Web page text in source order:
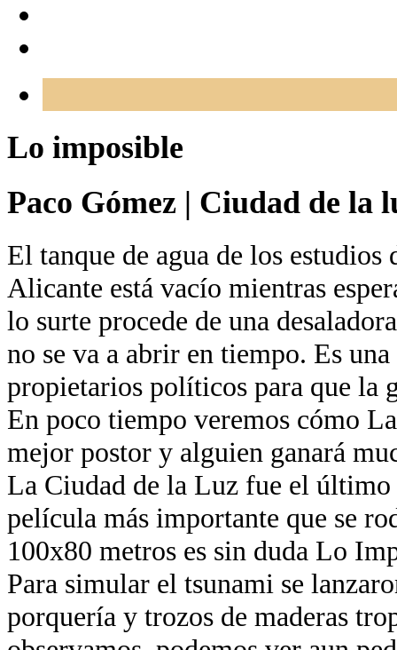
Lo imposible
Paco Gómez | Ciudad de la
El tanque de agua de los
Alicante está vacío mientras
lo surte procede de una
no se va a abrir en tiempo. Es
propietarios políticos para que la
En poco tiempo veremos cómo
mejor postor y alguien ganará
La Ciudad de la Luz fue el
película más importante que se
100x80 metros es sin duda Lo
Para simular el tsunami se
porquería y trozos de maderas